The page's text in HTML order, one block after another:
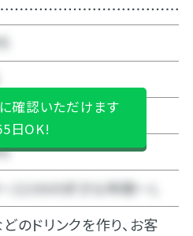
22:00の好きな時間～Ｌ
のドリンクを作り、お客
確認いただけます
日OK!